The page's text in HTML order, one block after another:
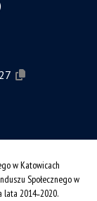
w Katowicach
Społecznego w
lata 2014˗2020.